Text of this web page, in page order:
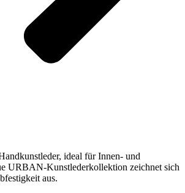
ideal für Innen- und
URBAN-Kunstlederkollektion zeichnet sich
aus.